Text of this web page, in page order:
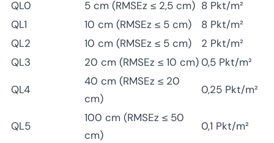
QL0 5 cm (RMSEz ≤ 2,5 cm) 8 Pkt/m²
QL1
10 cm (RMSEz ≤ 5 cm)
8 Pkt/m²
QL2
10 cm (RMSEz ≤ 5 cm)
2 Pkt/m²
QL3
20 cm (RMSEz ≤ 10 cm)0,5 Pkt/m²
QL4
40 cm (RMSEz ≤ 20
cm)
0,25 Pkt/m²
QL5
100 cm (RMSEz ≤ 50
cm)
0,1 Pkt/m²